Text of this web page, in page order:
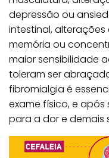
depressão ou
intestinal,
memória ou
maior sensibilidade
toleram ser
fibromialgia é
exame físico, e
para a dor e demais